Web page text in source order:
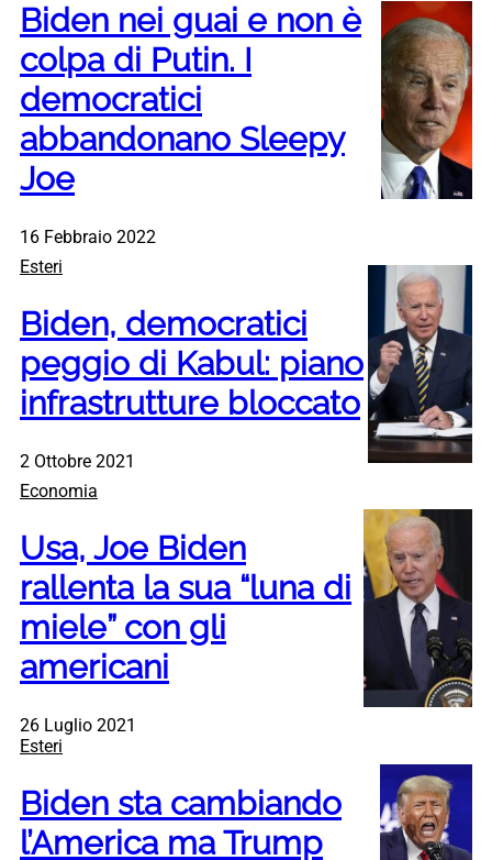
Biden nei guai e non è
colpa di Putin. I
democratici
abbandonano Sleepy
Joe
16 Febbraio 2022
Esteri
Biden, democratici
peggio di Kabul: piano
infrastrutture bloccato
2 Ottobre 2021
Economia
Usa, Joe Biden
rallenta la sua “luna di
miele” con gli
americani
26 Luglio 2021
Esteri
Biden sta cambiando
l’America ma Trump